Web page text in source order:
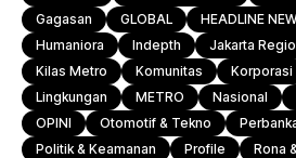
Gagasan
GLOBAL HEADLINE
Humaniora
Indepth Jakarta
Kilas Metro
Komunitas Korporasi
Lingkungan
METRO Nasional
OPINI
Otomotif & Tekno
Politik & Keamanan
Profile Rona